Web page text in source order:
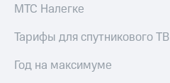
МТС Налегке
Тарифы для спутникового ТВ
Год на максимуме